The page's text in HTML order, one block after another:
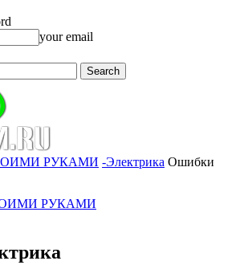
your email
РУКАМИ -Электрика Ошибки
РУКАМИ